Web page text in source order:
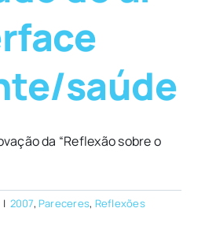
saúde
da “Reflexão sobre o
| 2007, Pareceres, Reflexões